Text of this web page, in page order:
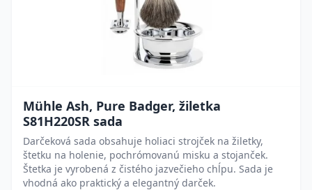
Mühle Ash, Pure Badger, žiletka
S81H220SR sada
Darčeková sada obsahuje holiaci strojček na žiletky,
štetku na holenie, pochrómovanú misku a stojanček.
Štetka je vyrobená z čistého jazvečieho chĺpu. Sada je
vhodná ako praktický a elegantný darček.